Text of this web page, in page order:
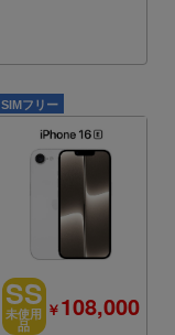
SIMフリー
SS
未使用
品
￥108,000